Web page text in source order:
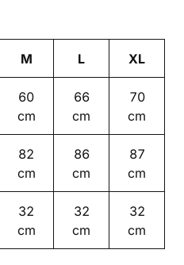
M L XL
60
cm
66
cm
70
cm
82
cm
86
cm
87
cm
32
cm
32
cm
32
cm